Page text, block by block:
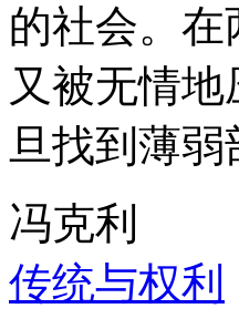
的社会。
又被无情
旦找到薄弱
冯克利
传统与权利